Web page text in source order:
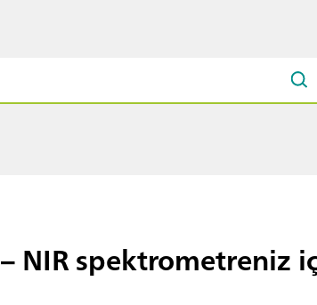
– NIR spektrometreniz